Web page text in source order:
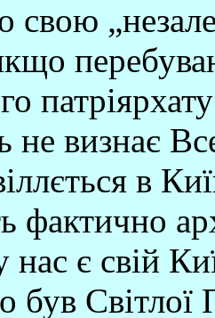
свою
не визнає
в
фактично
є свій
був